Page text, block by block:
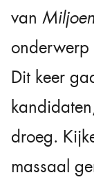
van
onderwerp
Dit keer
droeg.
massaal